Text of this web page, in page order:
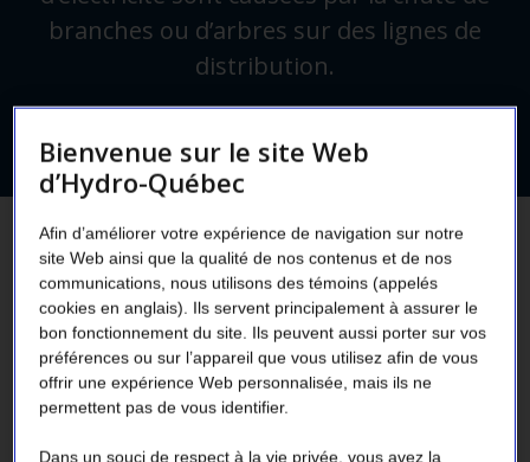
branches ou d’arbres sur des lignes de
distribution.
Vidéo : La maîtrise de la végétation
Découvrez pourquoi Hydro-Québec veille à maintenir une
distance de dégagement entre les lignes et la végétation
Bienvenue sur le site Web
d’Hydro-Québec
Afin d’améliorer votre expérience de navigation sur notre
site Web ainsi que la qualité de nos contenus et de nos
communications, nous utilisons des témoins (appelés
cookies en anglais). Ils servent principalement à assurer le
bon fonctionnement du site. Ils peuvent aussi porter sur vos
préférences ou sur l’appareil que vous utilisez afin de vous
offrir une expérience Web personnalisée, mais ils ne
permettent pas de vous identifier.
Dans un souci de respect à la vie privée, vous avez la